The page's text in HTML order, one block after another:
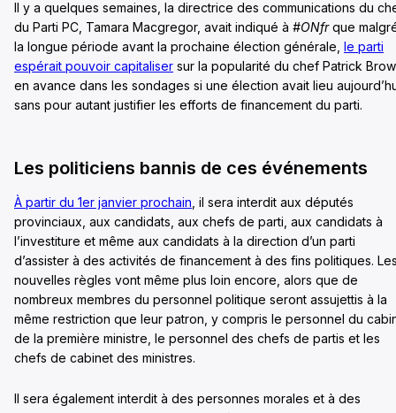
Il y a quelques semaines, la directrice des communications du
du Parti PC, Tamara Macgregor, avait indiqué à #ONfrque
la longue période avant la prochaine élection générale, le parti
espérait pouvoir capitaliser sur la popularité du chef Patrick
en avance dans les sondages si une élection avait lieu
sans pour autant justifier les efforts de financement du parti.
Les politiciens bannis de ces événements
À partir du 1er janvier prochain , il sera interdit aux députés
provinciaux, aux candidats, aux chefs de parti, aux candidats à
l’investiture et même aux candidats à la direction d’un parti
d’assister à des activités de financement à des fins politiques.
nouvelles règles vont même plus loin encore, alors que de
nombreux membres du personnel politique seront assujettis à la
même restriction que leur patron, y compris le personnel du
de la première ministre, le personnel des chefs de partis et les
chefs de cabinet des ministres.
Il sera également interdit à des personnes morales et à des